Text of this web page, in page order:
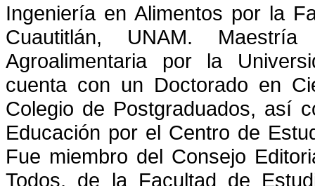
Ingeniería en Alimentos por la
Cuautitlán, UNAM.
Agroalimentaria por la
cuenta con un Doctorado en
Colegio de Postgraduados, así
Educación por el Centro de
Fue miembro del Consejo
Todos, de la Facultad de